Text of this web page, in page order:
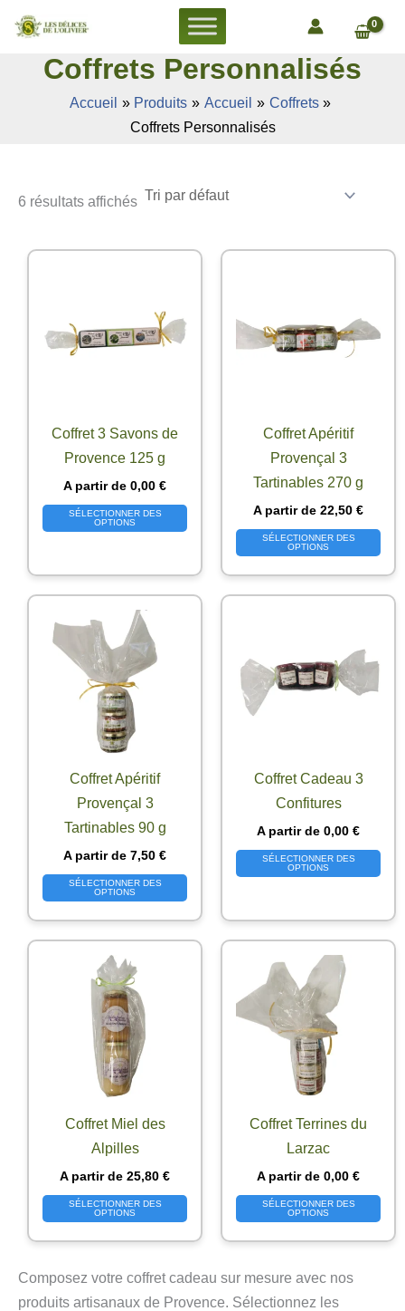
Aller
contenuCoffrets Personnalisés
Accueil Produits Accueil
Coffrets
Coffrets Personnalisés
6 résultats affichés
Coffret 3 Savons de
Provence 125 g
A partir de 0,00 €
SÉLECTIONNER DES
OPTIONS
Coffret Apéritif
Provençal 3
Tartinables 270 g
A partir de 22,50 €
SÉLECTIONNER DES
OPTIONS
Coffret Apéritif
Provençal 3
Tartinables 90 g
A partir de 7,50 €
SÉLECTIONNER DES
OPTIONS
Coffret Cadeau 3
Confitures
A partir de 0,00 €
SÉLECTIONNER DES
OPTIONS
Coffret Miel des
Alpilles
A partir de 25,80 €
SÉLECTIONNER DES
OPTIONS
Coffret Terrines du
Larzac
A partir de 0,00 €
SÉLECTIONNER DES
OPTIONS
Composez votre coffret cadeau sur mesure avec nos
produits artisanaux de Provence. Sélectionnez les